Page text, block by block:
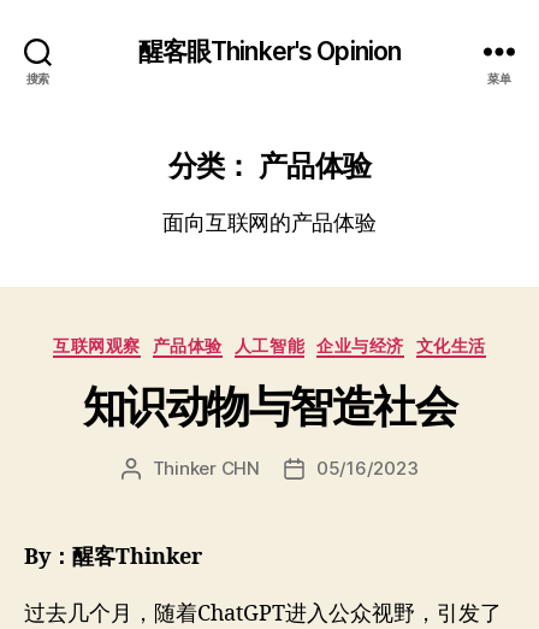
搜索
醒客眼Thinker's Opinion
菜单
分类： 产品体验
面向互联网的产品体验
分
互联网观察 产品体验 人工智能 企业与经济 文化生活
知识动物与智造社会
文
者
Thinker CHN
发 05/16/2023
By：醒客Thinker
过去几个月，随着ChatGPT进入公众视野，引发了